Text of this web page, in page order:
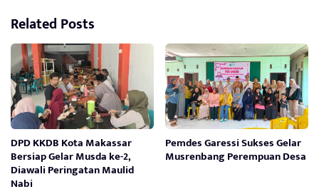
Related Posts
DPD KKDB Kota Makassar
Bersiap Gelar Musda ke-2,
Diawali Peringatan Maulid
Nabi
Pemdes Garessi Sukses Gelar
Musrenbang Perempuan Desa